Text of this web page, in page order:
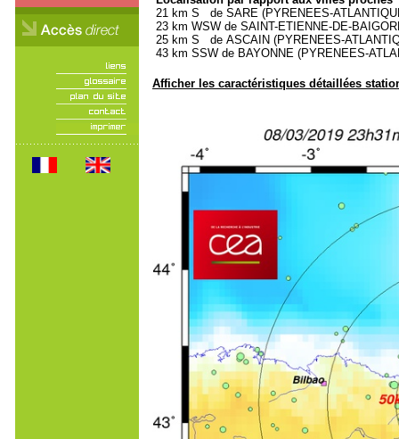
21 km S de SARE (PYRENEES-
23 km WSW de SAINT-ETIENNE-DE-
25 km S de ASCAIN (PYRENEES-
43 km SSW de BAYONNE (PYRENEES-
Afficher les caractéristiques détaillées